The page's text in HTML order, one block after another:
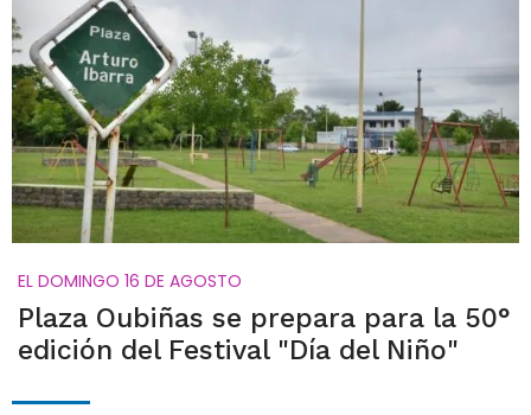
EL DOMINGO 16 DE AGOSTO
Plaza Oubiñas se prepara para la 50°
edición del Festival "Día del Niño"